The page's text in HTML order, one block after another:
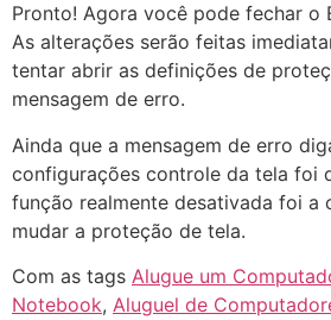
Pronto! Agora você pode fechar o
As alterações serão feitas
tentar abrir as definições de
mensagem de erro.
Ainda que a mensagem de erro
configurações controle da tela foi
função realmente desativada foi a
mudar a proteção de tela.
Com as tags Alugue um
Notebook, Aluguel de